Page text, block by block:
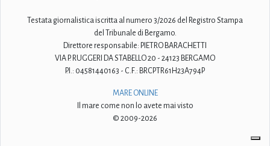
Testata giornalistica iscritta al numero 3/2026 del Registro Stampa
del Tribunale di Bergamo.
Direttore responsabile: PIETRO BARACHETTI
VIA P. RUGGERI DA STABELLO 20 - 24123 BERGAMO
P.I.: 04581440163 - C.F.: BRCPTR61H23A794P
MARE ONLINE
Il mare come non lo avete mai visto
© 2009-2026